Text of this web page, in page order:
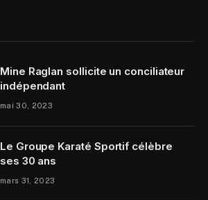
Mine Raglan sollicite un conciliateur
indépendant
mai 30, 2023
Le Groupe Karaté Sportif célèbre
ses 30 ans
mars 31, 2023